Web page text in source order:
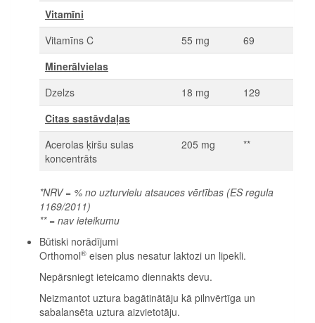
Vitamīni
Vitamīns C
55 mg
69
Minerālvielas
Dzelzs
18 mg
129
Citas sastāvdaļas
Acerolas ķiršu sulas
koncentrāts
205 mg **
*NRV = % no uzturvielu atsauces vērtības (ES regula
1169/2011)
** = nav ieteikumu
Būtiski norādījumi
Orthomol® eisen plus nesatur laktozi un lipekli.
Nepārsniegt ieteicamo diennakts devu.
Neizmantot uztura bagātinātāju kā pilnvērtīga un
sabalansēta uztura aizvietotāju.